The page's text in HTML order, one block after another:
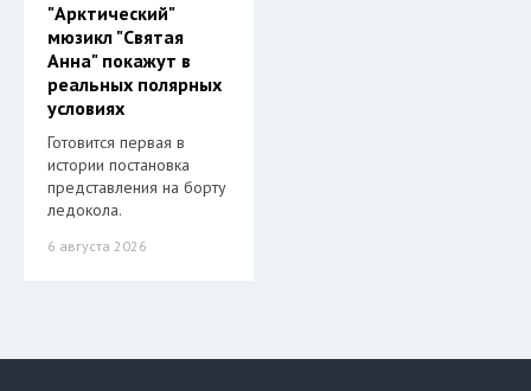
"Арктический"
мюзикл "Святая
Анна" покажут в
реальных полярных
условиях
Готовится первая в
истории постановка
представления на борту
ледокола.
6 августа 2026